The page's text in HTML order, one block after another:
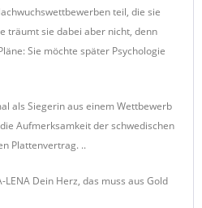
teil, die sie
träumt sie dabei aber nicht, denn
Sie möchte später Psychologie
als Siegerin aus einem Wettbewerb
Aufmerksamkeit der schwedischen
Plattenvertrag. ..
LENA Dein Herz, das muss aus Gold